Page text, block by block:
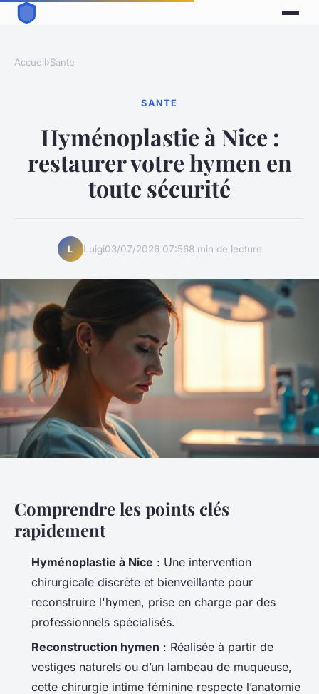
Accueil›Sante
SANTE
Hyménoplastie à Nice :
restaurer votre hymen en
toute sécurité
L Luigi03/07/2026 07:568 min de lecture
Comprendre les points clés
rapidement
Hyménoplastie à Nice : Une intervention
chirurgicale discrète et bienveillante pour
reconstruire l'hymen, prise en charge par des
professionnels spécialisés.
Reconstruction hymen : Réalisée à partir de
vestiges naturels ou d’un lambeau de muqueuse,
cette chirurgie intime féminine respecte l’anatomie